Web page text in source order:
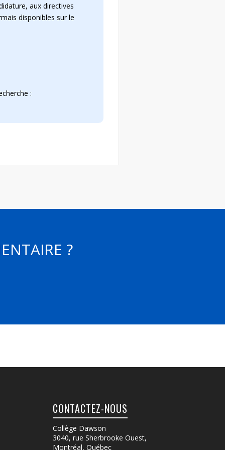
aux directives
disponibles sur le
:
?
CONTACTEZ-NOUS
Collège Dawson
3040, rue Sherbrooke Ouest,
Montréal, Québec